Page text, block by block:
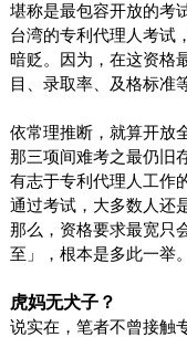
堪称是最包容开放的考
台湾的专利代理人考试
暗贬。因为，在这资格
目、录取率、及格标准
依常理推断，就算开放
那三项间难考之最仍旧
有志于专利代理人工作
通过考试，大多数人还
那么，资格要求最宽只
至」，根本是多此一举。
虎妈无犬子？
说实在，笔者不曾接触